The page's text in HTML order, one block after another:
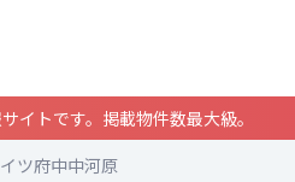
イトです。掲載物件数最大級。
ツ府中中河原